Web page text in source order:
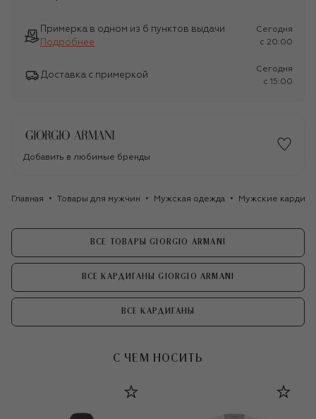
Примерка в одном из 6 пунктов выдачи
Подробнее
Сегодня
c 20:00
Доставка с примеркой
Сегодня
c 15:00
Добавить в любимые бренды
Главная Товары для мужчин Мужская одежда Мужские
ВСЕ ТОВАРЫ GIORGIO ARMANI
ВСЕ КАРДИГАНЫ GIORGIO ARMANI
ВСЕ КАРДИГАНЫ
С ЧЕМ НОСИТЬ